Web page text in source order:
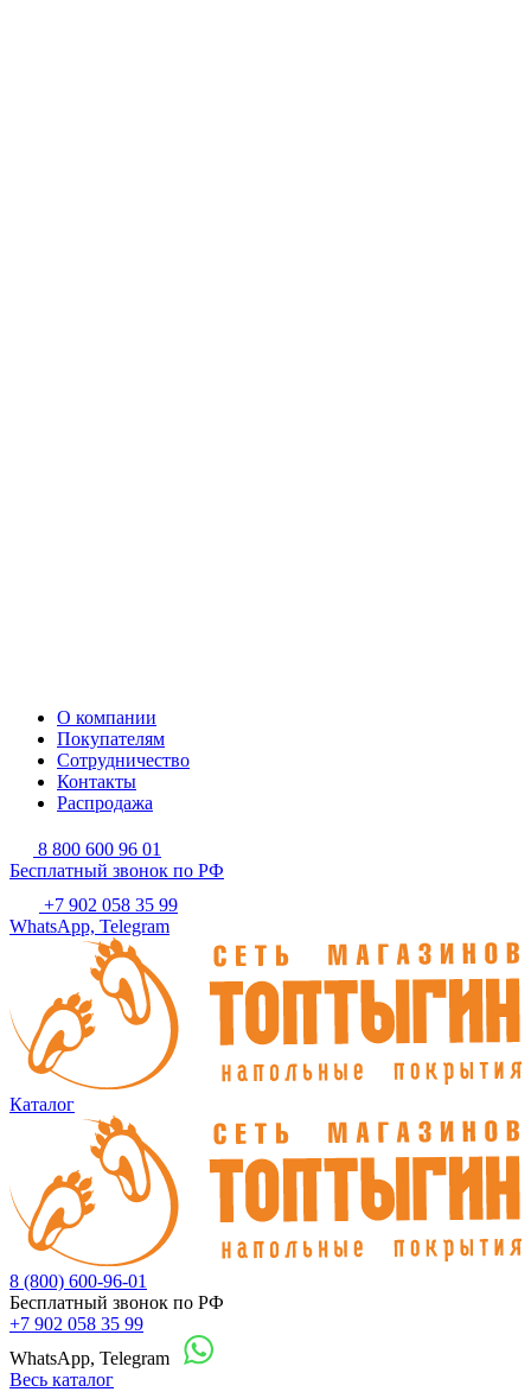
О компании
Покупателям
Сотрудничество
Контакты
Распродажа
8 800 600 96 01
Бесплатный звонок по РФ
+7 902 058 35 99
WhatsApp, Telegram
Каталог
8 (800) 600-96-01
Бесплатный звонок по РФ
+7 902 058 35 99
WhatsApp, Telegram
Весь каталог